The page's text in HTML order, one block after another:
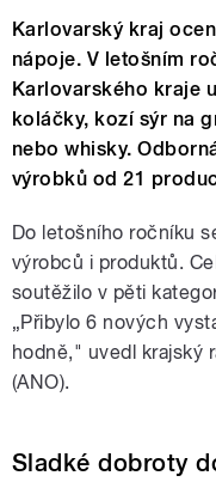
Karlovarský kraj
nápoje. V letošním
Karlovarského kraje
koláčky, kozí sýr na
nebo whisky.
výrobků od 21
Do letošního ročníku
výrobců i produktů.
soutěžilo v pěti
„Přibylo 6 nových
hodně," uvedl krajský
(ANO).
Sladké dobroty